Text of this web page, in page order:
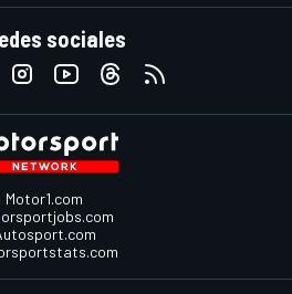
sociales
Motor1.com